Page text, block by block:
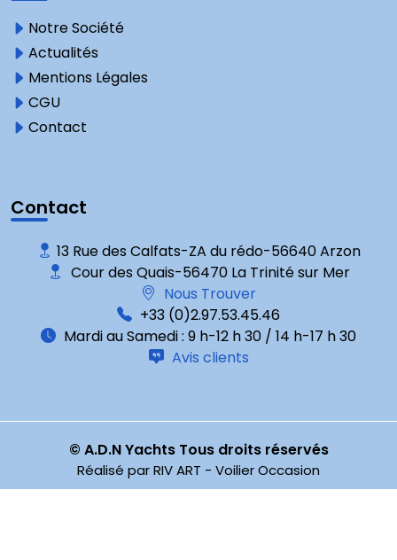
Notre Société
Actualités
Mentions Légales
CGU
Contact
Contact
13 Rue des Calfats-ZA du rédo-56640 Arzon
Cour des Quais-56470 La Trinité sur Mer
Nous Trouver
+33 (0)2.97.53.45.46
Mardi au Samedi : 9 h-12 h 30 / 14 h-17 h 30
Avis clients
© A.D.N Yachts Tous droits réservés
Réalisé parRIV ART - Voilier Occasion